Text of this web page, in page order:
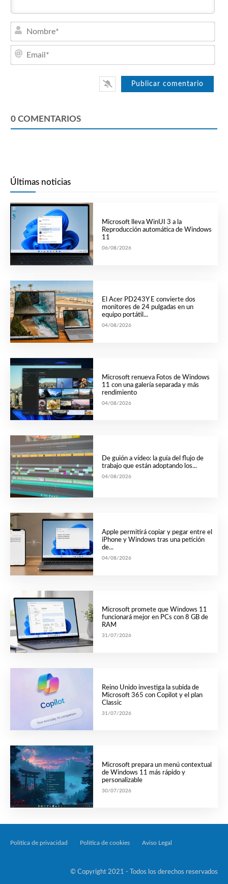
0 COMENTARIOS
Últimas noticias
Microsoft lleva WinUI 3 a la
Reproducción automática de Windows
11
06/08/2026
El Acer PD243Y E convierte dos
monitores de 24 pulgadas en un
equipo portátil...
04/08/2026
Microsoft renueva Fotos de Windows
11 con una galería separada y más
rendimiento
04/08/2026
De guión a vídeo: la guía del flujo de
trabajo que están adoptando los...
04/08/2026
Apple permitirá copiar y pegar entre el
iPhone y Windows tras una petición
de...
04/08/2026
Microsoft promete que Windows 11
funcionará mejor en PCs con 8 GB de
RAM
31/07/2026
Reino Unido investiga la subida de
Microsoft 365 con Copilot y el plan
Classic
31/07/2026
Microsoft prepara un menú contextual
de Windows 11 más rápido y
personalizable
30/07/2026
Política de privacidad Política de cookies Aviso Legal
© Copyright 2021 - Todos los derechos reservados